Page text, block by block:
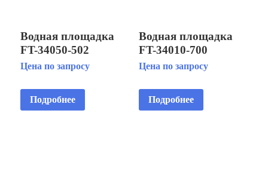
Водная площадка
FT-34050-502
Цена по запросу
Подробнее
Водная площадка
FT-34010-700
Цена по запросу
Подробнее